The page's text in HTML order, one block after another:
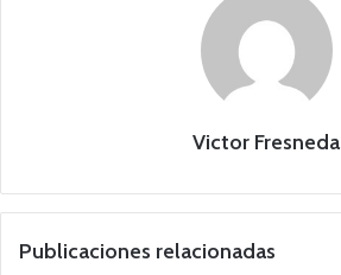
Victor Fresneda
Publicaciones relacionadas